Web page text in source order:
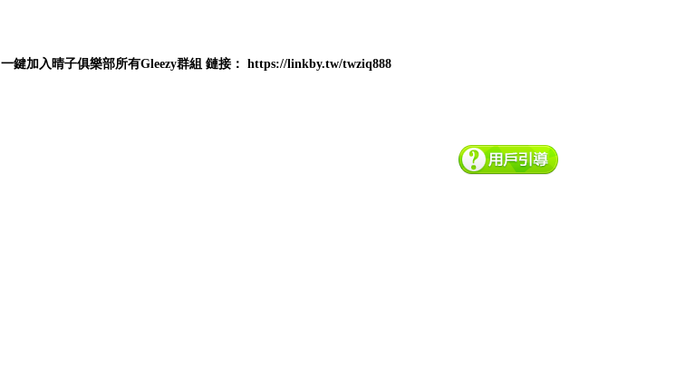
一鍵加入晴子俱樂部所有Gleezy群組 鏈接： https://linkby.tw/twziq888